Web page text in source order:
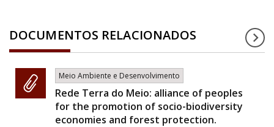
DOCUMENTOS RELACIONADOS
Meio Ambiente e Desenvolvimento
Rede Terra do Meio: alliance of peoples
for the promotion of socio-biodiversity
economies and forest protection.